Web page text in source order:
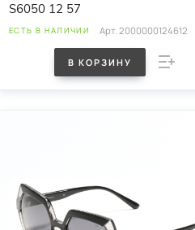
S6050 12 57
ЕСТЬ В НАЛИЧИИ Арт.2000000124612
В КОРЗИНУ